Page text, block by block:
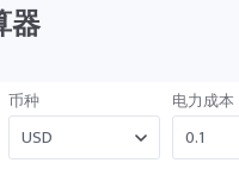
器
币种 电力成本